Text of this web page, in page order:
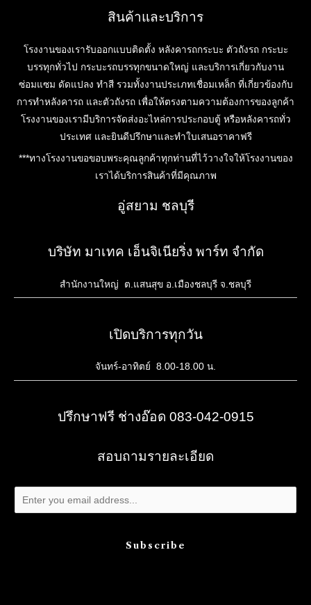
สินค้าและบริการ
โรงงานของเรารับออกแบบติดตั้ง หลังคารถกระบะ ตัวถังรถ กระบะ
บรรทุกทั่วไป กระบะรถบรรทุกขนาดใหญ่ และบริการเกี่ยวกับงาน
ซ่อมแซม ดัดแปลง ทำสี รวมทั้งงานประเภทเชื่อมเหล็ก ที่เกี่ยวข้องกับ
การทำหลังคารถ และตัวถังรถ เพื่อให้ตรงตามความต้องการของลูกค้า
โรงงานของเรามีบริการจัดส่งอะไหล่การประกอบตู้ หรือหลังคารถทั่ว
ประเทศ และยินดีปรึกษาและทำใบเสนอราคาฟรี
***ทางโรงงานขอขอบพระคุณลูกค้าทุกท่านที่ไว้วางใจให้โรงงานของ
เราได้บริการสินค้าที่มีคุณภาพ
อู่สยาม ชลบุรี
บริษัท มาเทค เอ็นจิเนียริ่ง พาร์ท จำกัด
สำนักงานใหญ่ ต.แสนสุข อ.เมืองชลบุรี จ.ชลบุรี
เปิดบริการทุกวัน
จันทร์-อาทิตย์ 8.00-18.00 น.
ปรึกษาฟรี ช่างอ๊อด 083-042-0915
สอบถามรายละเอียด
Subscribe